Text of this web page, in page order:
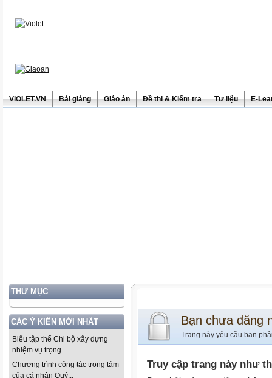
ViOLET.VN Bài giảng Giáo án Đề thi & Kiểm tra Tư liệu E-
THƯ MỤC
CÁC Ý KIẾN MỚI NHẤT
Biểu tập thể Chi bộ xây dựng
nhiệm vụ trọng...
Chương trình công tác trọng tâm
của cá nhân Quý...
Bạn chưa đăng
Trang này yêu cầu bạn
Truy cập trang này như